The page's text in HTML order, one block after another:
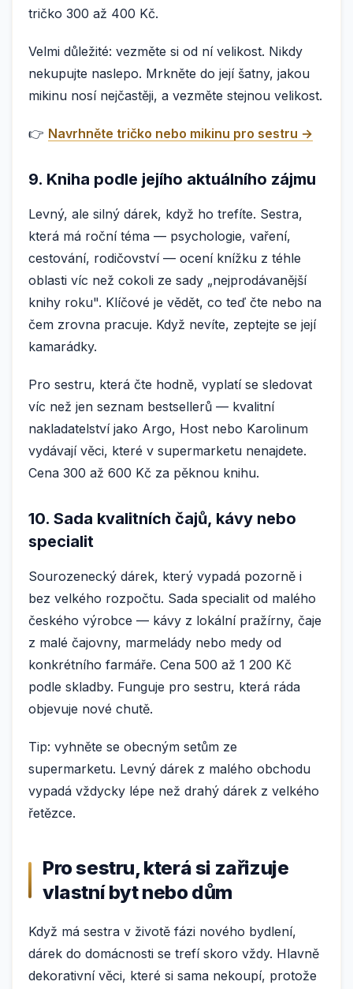
tričko 300 až 400 Kč.
Velmi důležité: vezměte si od ní velikost. Nikdy
nekupujte naslepo. Mrkněte do její šatny, jakou
mikinu nosí nejčastěji, a vezměte stejnou velikost.
👉 Navrhněte tričko nebo mikinu pro sestru →
9. Kniha podle jejího aktuálního zájmu
Levný, ale silný dárek, když ho trefíte. Sestra,
která má roční téma — psychologie, vaření,
cestování, rodičovství — ocení knížku z téhle
oblasti víc než cokoli ze sady „nejprodávanější
knihy roku". Klíčové je vědět, co teď čte nebo na
čem zrovna pracuje. Když nevíte, zeptejte se její
kamarádky.
Pro sestru, která čte hodně, vyplatí se sledovat
víc než jen seznam bestsellerů — kvalitní
nakladatelství jako Argo, Host nebo Karolinum
vydávají věci, které v supermarketu nenajdete.
Cena 300 až 600 Kč za pěknou knihu.
10. Sada kvalitních čajů, kávy nebo
specialit
Sourozenecký dárek, který vypadá pozorně i
bez velkého rozpočtu. Sada specialit od malého
českého výrobce — kávy z lokální pražírny, čaje
z malé čajovny, marmelády nebo medy od
konkrétního farmáře. Cena 500 až 1 200 Kč
podle skladby. Funguje pro sestru, která ráda
objevuje nové chutě.
Tip: vyhněte se obecným setům ze
supermarketu. Levný dárek z malého obchodu
vypadá vždycky lépe než drahý dárek z velkého
řetězce.
Pro sestru, která si zařizuje
vlastní byt nebo dům
Když má sestra v životě fázi nového bydlení,
dárek do domácnosti se trefí skoro vždy. Hlavně
dekorativní věci, které si sama nekoupí, protože